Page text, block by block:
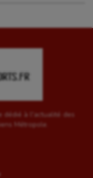
dédié à l'actualité des
Métropole.